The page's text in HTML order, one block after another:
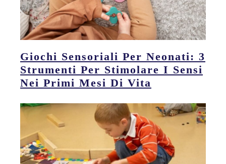
Giochi Sensoriali Per Neonati: 3
Strumenti Per Stimolare I Sensi
Nei Primi Mesi Di Vita